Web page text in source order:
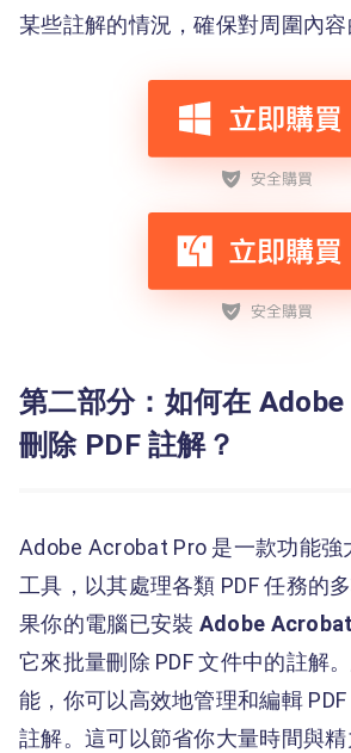
某些註解的情況，確保對周圍內容
第二部分：如何在
刪除 PDF 註解？
Adobe Acrobat Pro 是一款功能強
工具，以其處理各類 PDF 任務的
果你的電腦已安裝 Adobe Acrobat
它來批量刪除 PDF 文件中的註解
能，你可以高效地管理和編輯
註解。這可以節省你大量時間與